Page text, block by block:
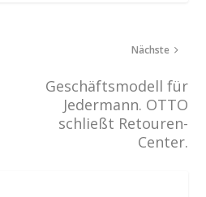
Nächste
Geschäftsmodell für
Jedermann. OTTO
schließt Retouren-
Center.